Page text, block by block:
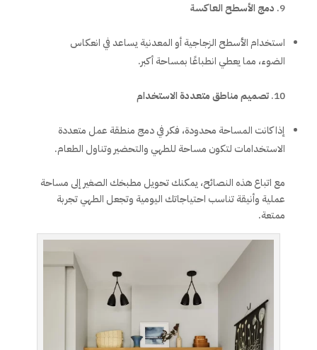
دمج الأسطح العاكسة
استخدام الأسطح الزجاجية أو المعدنية يساعد في انعكاس
الضوء، مما يعطي انطباعًا بمساحة أكبر.
تصميم مناطق متعددة الاستخدام
إذا كانت المساحة محدودة، فكر في دمج منطقة عمل متعددة
الاستخدامات لتكون مساحة للطهي والتحضير وتناول الطعام.
مع اتباع هذه النصائح، يمكنك تحويل مطبخك الصغير إلى مساحة
عملية وأنيقة تناسب احتياجاتك اليومية وتجعل الطهي تجربة
ممتعة.